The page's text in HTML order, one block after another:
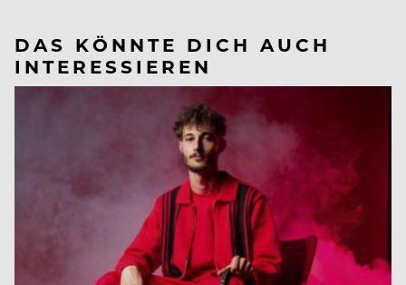
DAS KÖNNTE DICH AUCH
INTERESSIEREN